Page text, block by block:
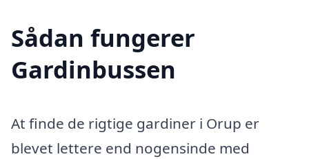
Sådan fungerer
Gardinbussen
At finde de rigtige gardiner i Orup er
blevet lettere end nogensinde med